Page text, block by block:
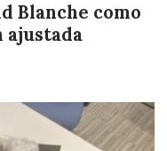
Blanche como
ajustada